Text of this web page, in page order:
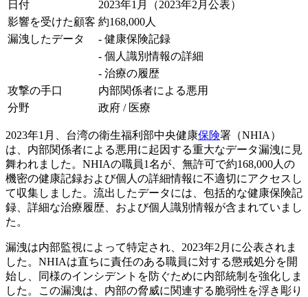
日付
2023年1月（2023年2月公表）
影響を受けた顧客 約168,000人
漏洩したデータ
- 健康保険記録
- 個人識別情報の詳細
- 治療の履歴
攻撃の手口
内部関係者による悪用
分野
政府 / 医療
2023年1月、台湾の衛生福利部中央健康保険署（NHIA）
は、内部関係者による悪用に起因する重大なデータ漏洩に見
舞われました。NHIAの職員1名が、無許可で約168,000人の
機密の健康記録および個人の詳細情報に不適切にアクセスし
て収集しました。流出したデータには、包括的な健康保険記
録、詳細な治療履歴、および個人識別情報が含まれていまし
た。
漏洩は内部監視によって特定され、2023年2月に公表されま
した。NHIAは直ちに責任のある職員に対する懲戒処分を開
始し、同様のインシデントを防ぐために内部統制を強化しま
した。この漏洩は、内部の脅威に関連する脆弱性を浮き彫り